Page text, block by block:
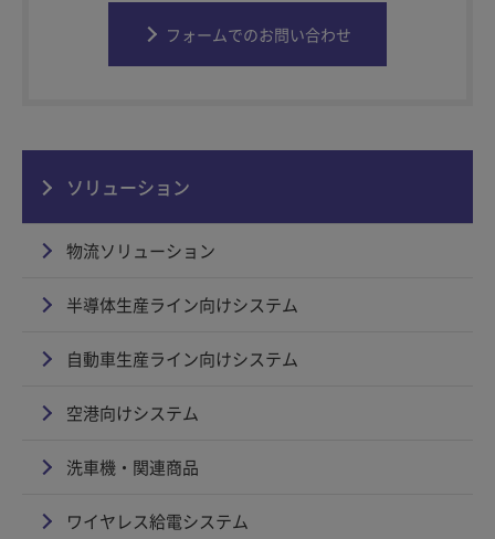
フォームでのお問い合わせ
ソリューション
物流ソリューション
半導体生産ライン向けシステム
自動車生産ライン向けシステム
空港向けシステム
洗車機・関連商品
ワイヤレス給電システム